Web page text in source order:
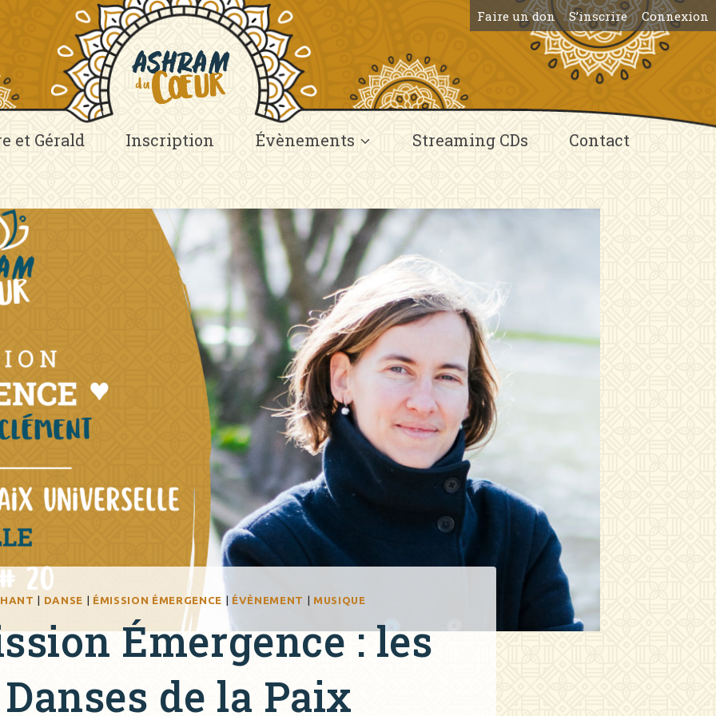
Faire un don S’inscrire Connexion
et Gérald Inscription Évènements Streaming CDs Contact
| DANSE | ÉMISSION ÉMERGENCE | ÉVÈNEMENT | MUSIQUE
Émergence : les
Danses de la Paix